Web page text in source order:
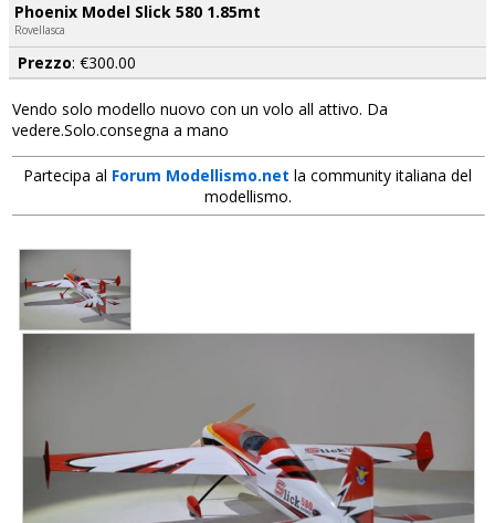
Phoenix Model Slick 580 1.85mt
Rovellasca
Prezzo: €300.00
Vendo solo modello nuovo con un volo all attivo. Da
vedere.Solo.consegna a mano
Partecipa al Forum Modellismo.net la community italiana del
modellismo.